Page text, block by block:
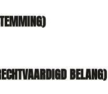
BELANG)